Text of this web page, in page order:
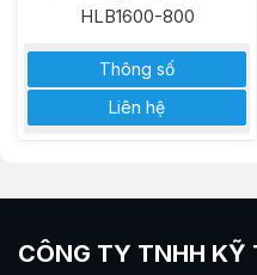
HLB1600-800
Thông số
Liên hệ
CÔNG TY TNHH